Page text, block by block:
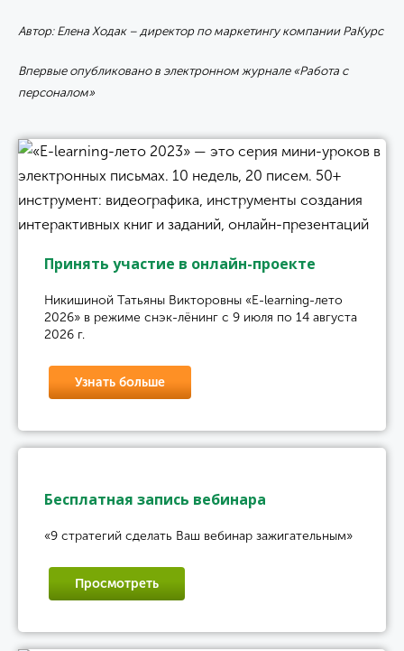
Автор: Елена Ходак – директор по маркетингу компании РаКурс
Впервые опубликовано в электронном журнале «Работа с
персоналом»
Принять участие в онлайн-проекте
Никишиной Татьяны Викторовны «E-learning-лето
2026» в режиме снэк-лёнинг с 9 июля по 14 августа
2026 г.
Узнать больше
Бесплатная запись вебинара
«9 стратегий сделать Ваш вебинар зажигательным»
Просмотреть